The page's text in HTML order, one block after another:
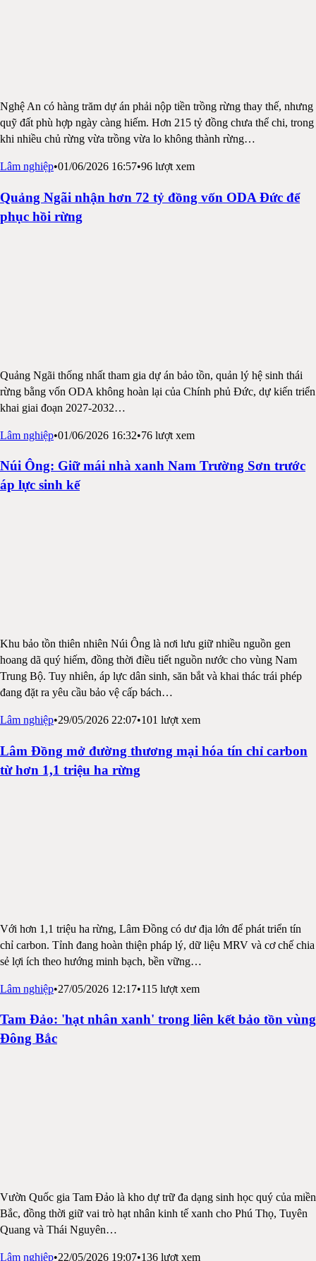
Nghệ An có hàng trăm dự án phải nộp tiền trồng rừng thay thế, nhưng
quỹ đất phù hợp ngày càng hiếm. Hơn 215 tỷ đồng chưa thể chi, trong
khi nhiều chủ rừng vừa trồng vừa lo không thành rừng…
Lâm nghiệp•01/06/2026 16:57•96 lượt xem
Quảng Ngãi nhận hơn 72 tỷ đồng vốn ODA Đức để
phục hồi rừng
Quảng Ngãi thống nhất tham gia dự án bảo tồn, quản lý hệ sinh thái
rừng bằng vốn ODA không hoàn lại của Chính phủ Đức, dự kiến triển
khai giai đoạn 2027-2032…
Lâm nghiệp•01/06/2026 16:32•76 lượt xem
Núi Ông: Giữ mái nhà xanh Nam Trường Sơn trước
áp lực sinh kế
Khu bảo tồn thiên nhiên Núi Ông là nơi lưu giữ nhiều nguồn gen
hoang dã quý hiếm, đồng thời điều tiết nguồn nước cho vùng Nam
Trung Bộ. Tuy nhiên, áp lực dân sinh, săn bắt và khai thác trái phép
đang đặt ra yêu cầu bảo vệ cấp bách…
Lâm nghiệp•29/05/2026 22:07•101 lượt xem
Lâm Đồng mở đường thương mại hóa tín chỉ carbon
từ hơn 1,1 triệu ha rừng
Với hơn 1,1 triệu ha rừng, Lâm Đồng có dư địa lớn để phát triển tín
chỉ carbon. Tỉnh đang hoàn thiện pháp lý, dữ liệu MRV và cơ chế chia
sẻ lợi ích theo hướng minh bạch, bền vững…
Lâm nghiệp•27/05/2026 12:17•115 lượt xem
Tam Đảo: 'hạt nhân xanh' trong liên kết bảo tồn vùng
Đông Bắc
Vườn Quốc gia Tam Đảo là kho dự trữ đa dạng sinh học quý của miền
Bắc, đồng thời giữ vai trò hạt nhân kinh tế xanh cho Phú Thọ, Tuyên
Quang và Thái Nguyên…
Lâm nghiệp•22/05/2026 19:07•136 lượt xem